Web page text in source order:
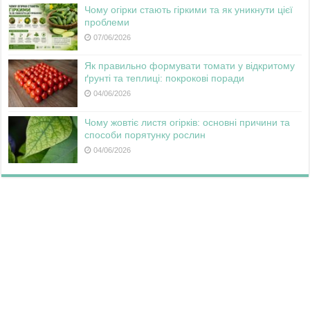
Чому огірки стають гіркими та як уникнути цієї
проблеми
07/06/2026
Як правильно формувати томати у відкритому
ґрунті та теплиці: покрокові поради
04/06/2026
Чому жовтіє листя огірків: основні причини та
способи порятунку рослин
04/06/2026